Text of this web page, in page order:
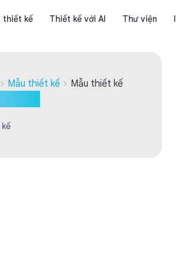
thiết kế Thiết kế với AI Thư viện
Mẫu thiết kế Mẫu thiết kế